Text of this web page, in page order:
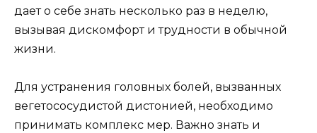
дает о себе знать несколько раз в неделю,
вызывая дискомфорт и трудности в обычной
жизни.
Для устранения головных болей, вызванных
вегетососудистой дистонией, необходимо
принимать комплекс мер. Важно знать и